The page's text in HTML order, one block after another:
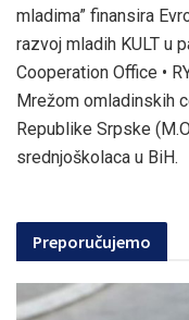
mladima” finansira
razvoj mladih KULT u
Cooperation Office •
Mrežom omladinskih
Republike Srpske
srednjoškolaca u BiH.
Preporučujemo